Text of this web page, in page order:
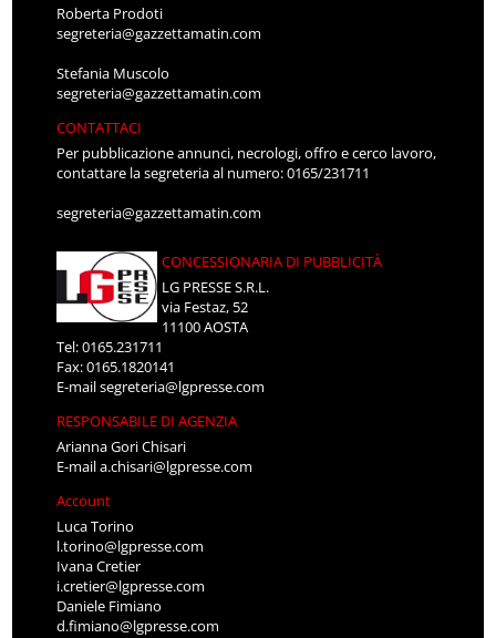
Roberta Prodoti
segreteria@gazzettamatin.com
Stefania Muscolo
segreteria@gazzettamatin.com
CONTATTACI
Per pubblicazione annunci, necrologi, offro e cerco lavoro,
contattare la segreteria al numero: 0165/231711
segreteria@gazzettamatin.com
CONCESSIONARIA DI PUBBLICITÀ
LG PRESSE S.R.L.
via Festaz, 52
11100 AOSTA
Tel: 0165.231711
Fax: 0165.1820141
E-mailsegreteria@lgpresse.com
RESPONSABILE DI AGENZIA
Arianna Gori Chisari
E-maila.chisari@lgpresse.com
Account
Luca Torino
l.torino@lgpresse.com
Ivana Cretier
i.cretier@lgpresse.com
Daniele Fimiano
d.fimiano@lgpresse.com